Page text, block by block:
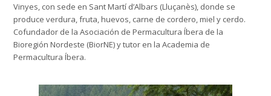
Vinyes, con sede en Sant Martí d’Albars (Lluçanès), donde se
produce verdura, fruta, huevos, carne de cordero, miel y cerdo.
Cofundador de la Asociación de Permacultura Íbera de la
Bioregión Nordeste (BiorNE) y tutor en la Academia de
Permacultura Íbera.